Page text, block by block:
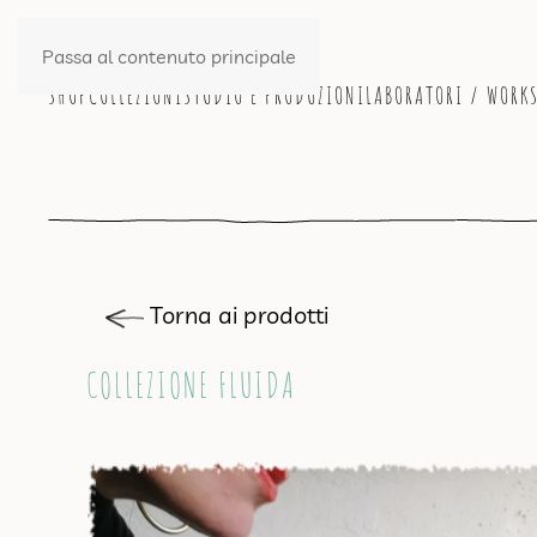
Passa al contenuto principale
SHOP COLLEZIONISTUDIO E PRODUZIONILABORATORI /
Torna ai prodotti
COLLEZIONE FLUIDA